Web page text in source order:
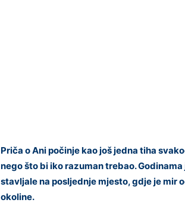
Priča o Ani počinje kao još jedna tiha
nego što bi iko razuman trebao.
stavljale na posljednje mjesto, gdje je mir
okoline.